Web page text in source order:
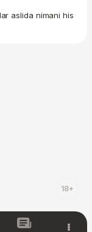
aslida nimani his
18+